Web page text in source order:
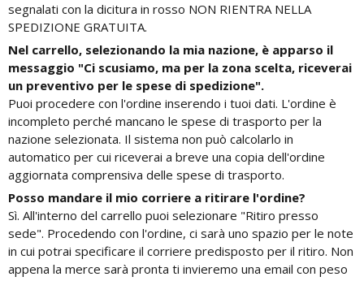
segnalati con la dicitura in rosso NON RIENTRA NELLA
SPEDIZIONE GRATUITA.
Nel carrello, selezionando la mia nazione, è apparso il
messaggio "Ci scusiamo, ma per la zona scelta, riceverai
un preventivo per le spese di spedizione".
Puoi procedere con l'ordine inserendo i tuoi dati. L'ordine è
incompleto perché mancano le spese di trasporto per la
nazione selezionata. Il sistema non può calcolarlo in
automatico per cui riceverai a breve una copia dell'ordine
aggiornata comprensiva delle spese di trasporto.
Posso mandare il mio corriere a ritirare l'ordine?
Sì. All'interno del carrello puoi selezionare "Ritiro presso
sede". Procedendo con l'ordine, ci sarà uno spazio per le note
in cui potrai specificare il corriere predisposto per il ritiro. Non
appena la merce sarà pronta ti invieremo una email con peso